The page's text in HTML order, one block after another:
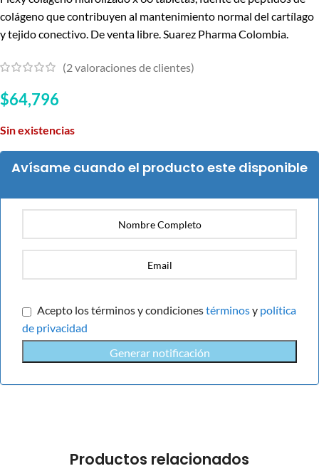
colágeno que contribuyen al mantenimiento normal del cartílago
y tejido conectivo. De venta libre. Suarez Pharma Colombia.
(2valoraciones de clientes)
$64,796
Sin existencias
Avísame cuando el producto este disponible
Acepto los términos y condicionestérminosy política
de privacidad
Generar notificación
Productos relacionados